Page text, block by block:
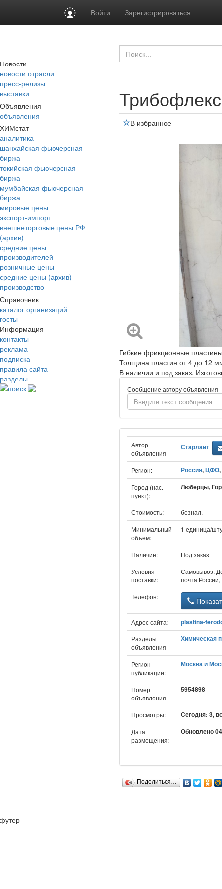
Войти Зарегистрироваться
Новости
новости отрасли
пресс-релизы
выставки
Объявления
объявления
ХИМстат
аналитика
шанхайская фьючерсная
биржа
токийская фьючерсная
биржа
мумбайская фьючерсная
биржа
мировые цены
экспорт-импорт
внешнеторговые цены РФ
(архив)
средние цены
производителей
розничные цены
средние цены (архив)
производство
Справочник
каталог организаций
госты
Информация
контакты
реклама
подписка
правила сайта
разделы
поиск
В избранное
Гибкие фрикционные
Толщина пластин от 4 до 12
В наличии и под заказ.
Сообщение автору объявления
Автор
объявления:
Старлайт
Регион: Россия,ЦФО,
Город (нас.
пункт):
Люберцы,
Стоимость:
безнал.
Минимальный
объем:
1 единица/
Наличие:
Под заказ
Условия
поставки:
Самовывоз,
почта
Телефон:
Адрес сайта: plastina-
Разделы
объявления:
Химическая
Регион
публикации:
Москва и
Номер
объявления:
5954898
Просмотры: Сегодня: 3,
Дата
размещения:
Обновлено
Поделиться…
футер